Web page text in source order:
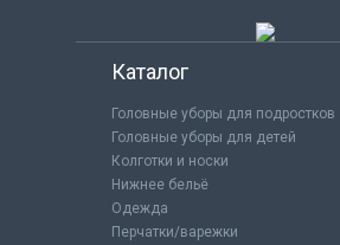
Каталог
Головные уборы для подростков
Головные уборы для детей
Колготки и носки
Нижнее бельё
Одежда
Перчатки/варежки